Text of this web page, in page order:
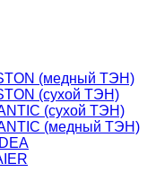
(медный ТЭН)
(сухой ТЭН)
(сухой ТЭН)
(медный ТЭН)